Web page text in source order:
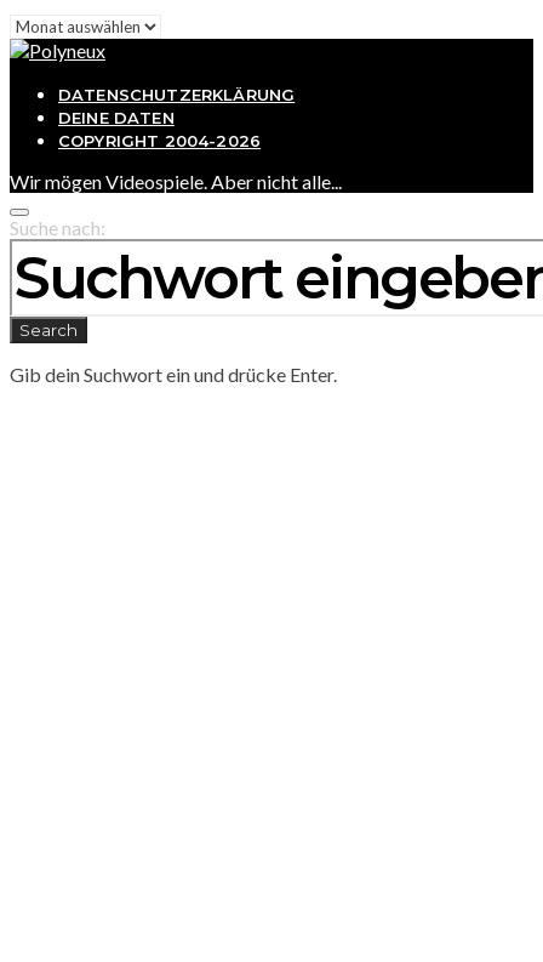
Archiv
DATENSCHUTZERKLÄRUNG
DEINE DATEN
COPYRIGHT 2004-2026
Wir mögen Videospiele. Aber nicht alle...
Suche nach:
Search
Gib dein Suchwort ein und drücke Enter.